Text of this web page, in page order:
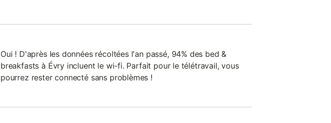
Oui ! D'après les données récoltées l'an passé, 94% des bed &
breakfasts à Évry incluent le wi-fi. Parfait pour le télétravail, vous
pourrez rester connecté sans problèmes !